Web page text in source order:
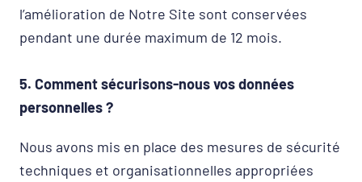
l’amélioration de Notre Site sont conservées
pendant une durée maximum de 12 mois.
5. Comment sécurisons-nous vos données
personnelles ?
Nous avons mis en place des mesures de sécurité
techniques et organisationnelles appropriées